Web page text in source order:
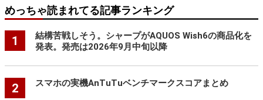
めっちゃ読まれてる記事ランキング
1
結構苦戦しそう。シャープがAQUOS Wish6の商品化を
発表。発売は2026年9月中旬以降
2 スマホの実機AnTuTuベンチマークスコアまとめ